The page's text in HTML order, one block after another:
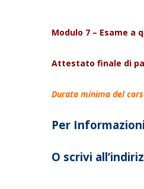
Modulo 7 – Esame
Attestato finale di
Durata minima del
Per
O scrivi